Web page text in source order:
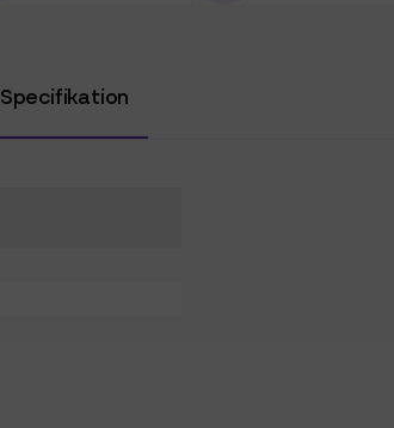
Specifikation